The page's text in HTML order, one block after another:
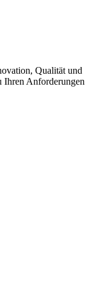
Qualität und
Ihren Anforderungen